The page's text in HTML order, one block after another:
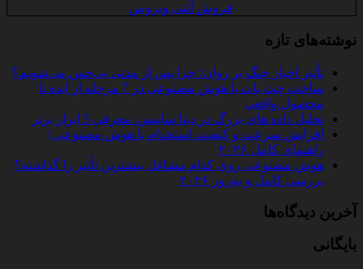
فروش آنتی ویروس
نوشته‌های تازه
تأثیر اخبار جنگ بر روان؛ چرا پس از مدتی بی‌حس می‌شویم؟
ساخت چت‌ بات با هوش مصنوعی در 7 مرحله از ایده تا
محصول واقعی
تحلیل داده‌ های بزرگ در دیتا ساینس: معرفی 5 ابزار برتر
افزایش سرعت و کیفیت استخدام با هوش مصنوعی |
راهنمای کامل ۲۰۲۶
هوش مصنوعی روی کدام مشاغل بیشترین تأثیر را گذاشته؟
بررسی کامل و به‌روز ۲۰۲۶
آخرین دیدگاه‌ها
بایگانی